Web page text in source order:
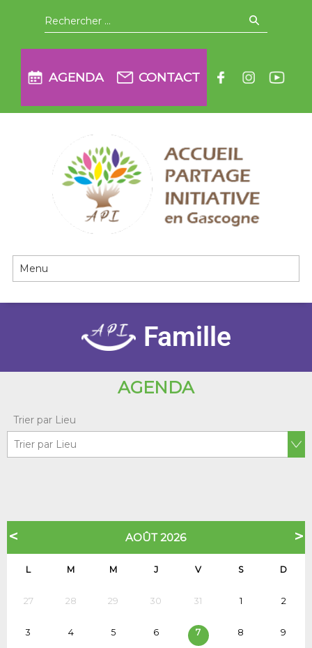
Recherche
pour
AGENDA CONTACT
Passer
au
Famille
AGENDA
Trier par Lieu
< AOÛT 2026 >
L M M J V S D
27 28 29 30 31 1 2
3 4 5 6 7 8 9